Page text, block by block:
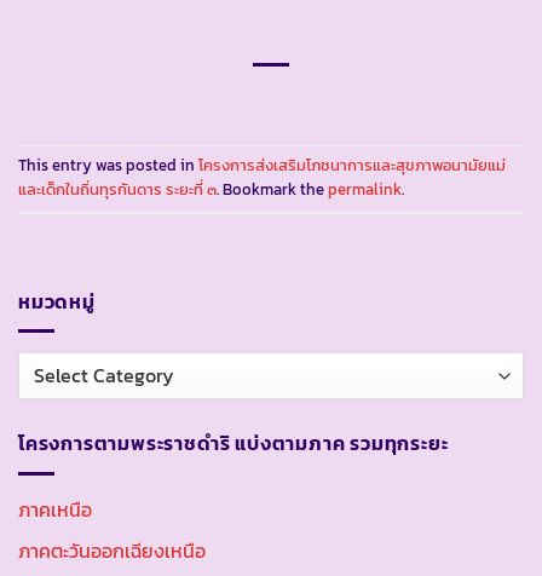
This entry was posted in โครงการส่งเสริมโภชนาการและสุขภาพอนามัยแม่
และเด็กในถิ่นทุรกันดาร ระยะที่ ๓. Bookmark thepermalink.
หมวดหมู่
หมวด
หมู่
โครงการตามพระราชดำริ แบ่งตามภาค รวมทุกระยะ
ภาคเหนือ
ภาคตะวันออกเฉียงเหนือ